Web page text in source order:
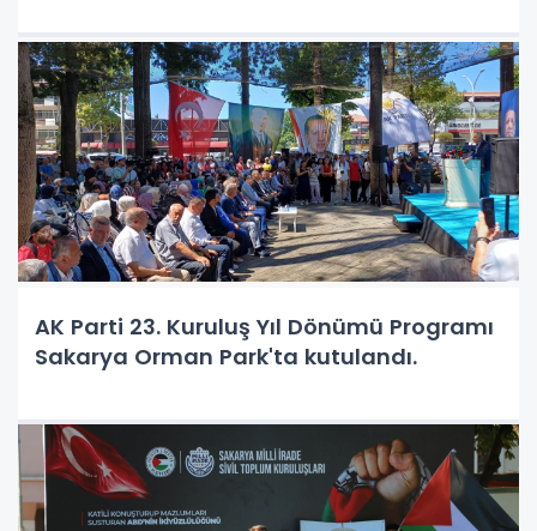
AK Parti 23. Kuruluş Yıl Dönümü Programı
Sakarya Orman Park'ta kutulandı.